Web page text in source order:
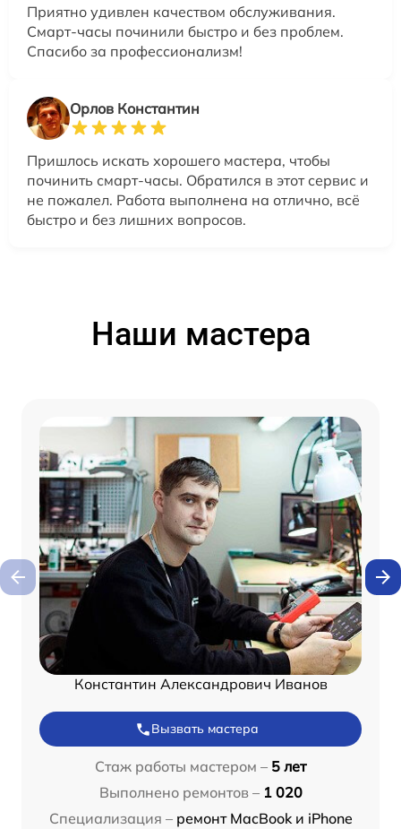
Приятно удивлен качеством обслуживания.
Смарт-часы починили быстро и без проблем.
Спасибо за профессионализм!
Орлов Константин
Пришлось искать хорошего мастера, чтобы
починить смарт-часы. Обратился в этот сервис и
не пожалел. Работа выполнена на отлично, всё
быстро и без лишних вопросов.
Наши мастера
Константин Александрович Иванов
Вызвать мастера
Стаж работы мастером – 5 лет
Выполнено ремонтов – 1 020
Специализация – ремонт MacBook и iPhone